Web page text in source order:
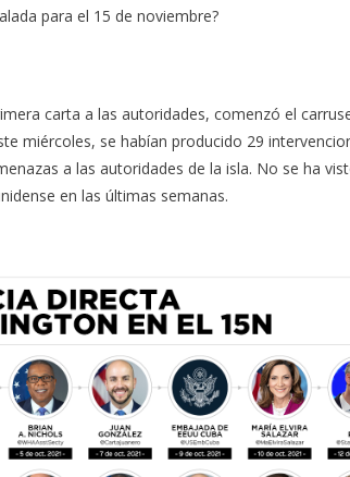
para el 15 de noviembre?
carta a las autoridades, comenzó el
miércoles, se habían producido 29
a las autoridades de la isla. No se ha
en las últimas semanas.